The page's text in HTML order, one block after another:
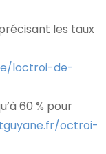
les taux
loctroi-de-
60 % pour
octroi-